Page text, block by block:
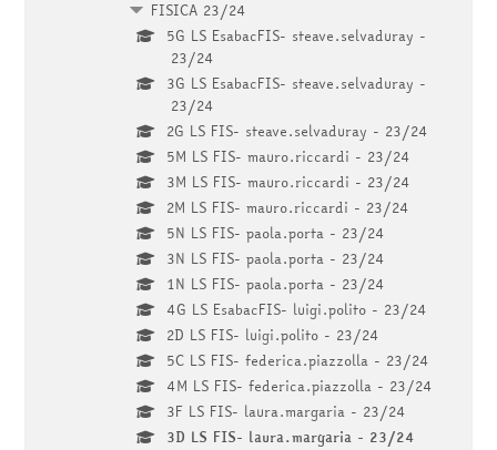
FISICA 23/24
5G LS EsabacFIS- steave.selvaduray -
23/24
3G LS EsabacFIS- steave.selvaduray -
23/24
2G LS FIS- steave.selvaduray - 23/24
5M LS FIS- mauro.riccardi - 23/24
3M LS FIS- mauro.riccardi - 23/24
2M LS FIS- mauro.riccardi - 23/24
5N LS FIS- paola.porta - 23/24
3N LS FIS- paola.porta - 23/24
1N LS FIS- paola.porta - 23/24
4G LS EsabacFIS- luigi.polito - 23/24
2D LS FIS- luigi.polito - 23/24
5C LS FIS- federica.piazzolla - 23/24
4M LS FIS- federica.piazzolla - 23/24
3F LS FIS- laura.margaria - 23/24
3D LS FIS- laura.margaria - 23/24